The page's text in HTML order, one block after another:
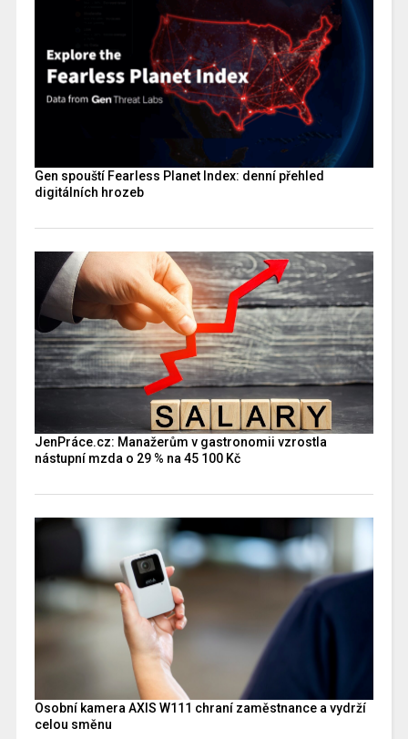
Gen spouští Fearless Planet Index: denní přehled
digitálních hrozeb
JenPráce.cz: Manažerům v gastronomii vzrostla
nástupní mzda o 29 % na 45 100 Kč
Osobní kamera AXIS W111 chraní zaměstnance a vydrží
celou směnu